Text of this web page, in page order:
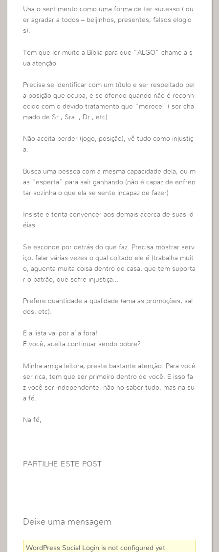
Usa o sentimento como uma forma de ter sucesso ( qu
er agradar a todos – beijinhos, presentes, falsos elogio
s).
Tem que ler muito a Bíblia para que “ALGO” chame a s
ua atenção
Precisa se identificar com um título e ser respeitado pel
a posição que ocupa, e se ofende quando não é reconh
ecido com o devido tratamento que “merece” ( ser cha
mado de Sr., Sra. , Dr., etc)
Não aceita perder (jogo, posição), vê tudo como injustiç
a.
Busca uma pessoa com a mesma capacidade dela, ou m
as “esperta” para sair ganhando (não é capaz de enfren
tar sozinha o que ela se sente incapaz de fazer)
Insiste e tenta convencer aos demais acerca de suas id
éias.
Se esconde por detrás do que faz. Precisa mostrar serv
iço, falar várias vezes o qual coitado ele é (trabalha muit
o, aguenta muita coisa dentro de casa, que tem suporta
r o patrão, que sofre injustiça…
Prefere quantidade a qualidade (ama as promoções, sal
dos, etc).
E a lista vai por aí a fora!
E você, aceita continuar sendo pobre?
Minha amiga leitora, preste bastante atenção. Para você
ser rica, tem que ser primeiro dentro de você. E isso fa
z você ser independente, não no saber tudo, mas na su
a fé.
Na fé,
PARTILHE ESTE POST
Deixe uma mensagem
WordPress Social Login is not configured yet.